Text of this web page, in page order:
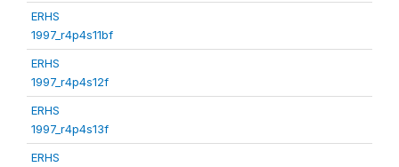
ERHS
1997_r4p4s11bf
ERHS
1997_r4p4s12f
ERHS
1997_r4p4s13f
ERHS